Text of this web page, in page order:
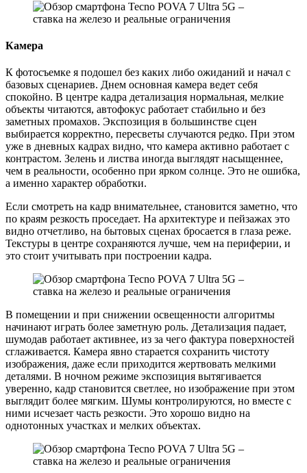
Камера
К фотосъемке я подошел без каких либо ожиданий и начал с
базовых сценариев. Днем основная камера ведет себя
спокойно. В центре кадра детализация нормальная, мелкие
объекты читаются, автофокус работает стабильно и без
заметных промахов. Экспозиция в большинстве сцен
выбирается корректно, пересветы случаются редко. При этом
уже в дневных кадрах видно, что камера активно работает с
контрастом. Зелень и листва иногда выглядят насыщеннее,
чем в реальности, особенно при ярком солнце. Это не ошибка,
а именно характер обработки.
Если смотреть на кадр внимательнее, становится заметно, что
по краям резкость проседает. На архитектуре и пейзажах это
видно отчетливо, на бытовых сценах бросается в глаза реже.
Текстуры в центре сохраняются лучше, чем на периферии, и
это стоит учитывать при построении кадра.
В помещении и при снижении освещенности алгоритмы
начинают играть более заметную роль. Детализация падает,
шумодав работает активнее, из за чего фактура поверхностей
сглаживается. Камера явно старается сохранить чистоту
изображения, даже если приходится жертвовать мелкими
деталями. В ночном режиме экспозиция вытягивается
уверенно, кадр становится светлее, но изображение при этом
выглядит более мягким. Шумы контролируются, но вместе с
ними исчезает часть резкости. Это хорошо видно на
однотонных участках и мелких объектах.